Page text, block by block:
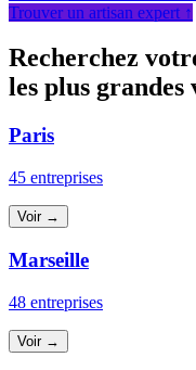
Trouver un artisan expert ↑
Recherchez
les plus grandes
Paris
45 entreprises
Voir →
Marseille
48 entreprises
Voir →